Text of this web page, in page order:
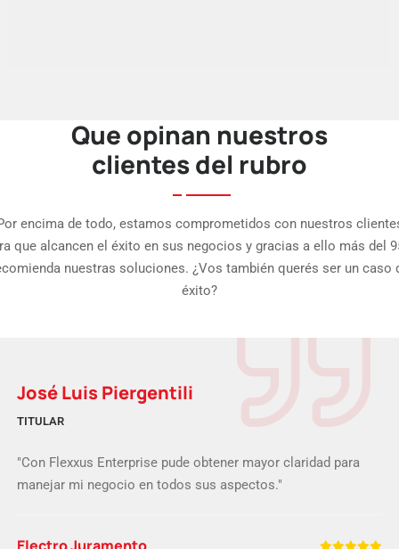
Que opinan nuestros
clientes del rubro
encima de todo, estamos comprometidos con nuestros
que alcancen el éxito en sus negocios y gracias a ello más del
nuestras soluciones. ¿Vos también querés ser un caso
éxito?
José Luis Piergentili
TITULAR
"Con Flexxus Enterprise pude obtener mayor claridad para
manejar mi negocio en todos sus aspectos."
Electro Juramento